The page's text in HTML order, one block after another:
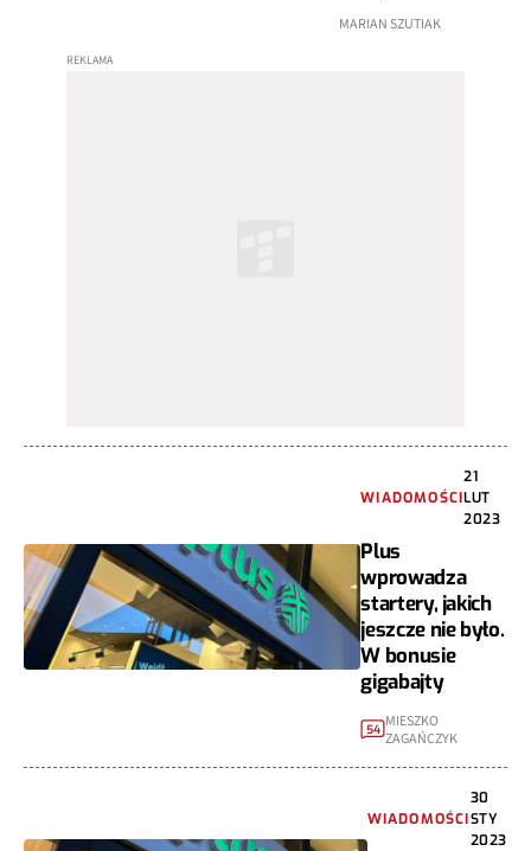
MARIAN SZUTIAK
WIADOMOŚCI
21
LUT
2023
Plus
wprowadza
startery, jakich
jeszcze nie było.
W bonusie
gigabajty
54 MIESZKO
ZAGAŃCZYK
WIADOMOŚCI
30
STY
2023